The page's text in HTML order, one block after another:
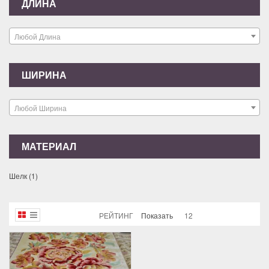
ДЛИНА
Любой Длина
ШИРИНА
Любой Ширина
МАТЕРИАЛ
Шелк (1)
РЕЙТИНГ Показать 12